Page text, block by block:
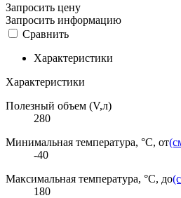
Запросить цену
Запросить информацию
Сравнить
Характеристики
Характеристики
Полезный объем (V,л)
280
Минимальная температура, °C, от
-40
Максимальная температура, °C, до
180